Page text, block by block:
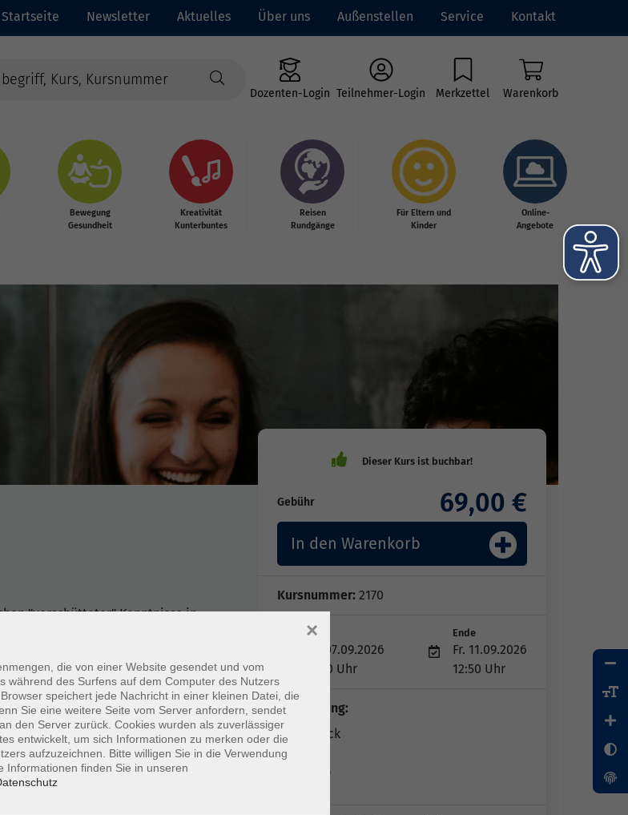
Startseite Newsletter Aktuelles Über uns Außenstellen Service Kontakt
Dozenten-Login Teilnehmer-Login Merkzettel Warenkorb
Bewegung
Gesundheit
Kreativität
Kunterbuntes
Reisen
Rundgänge
Für Eltern und
Kinder
Online-
Angebote
"verschütteter" Kenntnisse in
Ort / Raum
Gebühr 69,00 €
In den Warenkorb
Kursnummer: 2170
Start
Mo. 07.09.2026
08:00 Uhr
Ende
Fr. 11.09.2026
12:50 Uhr
Kursleitung:
Judith Dick
Ute Kopp
die von einer Website gesendet und vom
während des Surfens auf dem Computer des Nutzers
speichert jede Nachricht in einer kleinen Datei, die
Sie eine weitere Seite vom Server anfordern, sendet
den Server zurück. Cookies wurden als zuverlässiger
entwickelt, um sich Informationen zu merken oder die
aufzuzeichnen. Bitte willigen Sie in die Verwendung
Informationen finden Sie in unseren
×